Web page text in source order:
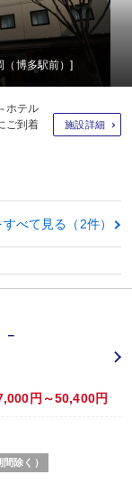
（博多駅前）]
ホテル
ご到着
施設詳細
べて見る（2件）
円～50,400円
除く）